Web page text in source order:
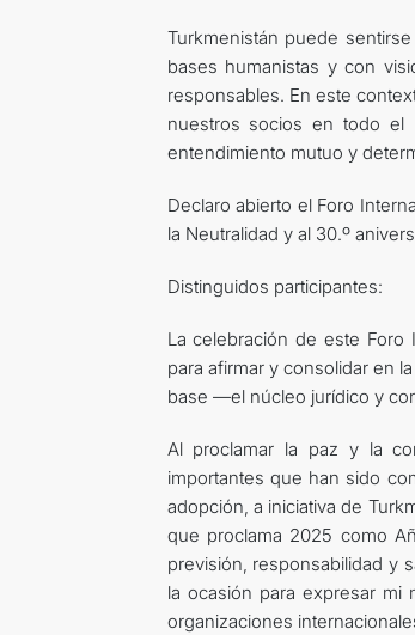
Turkmenistán puede
bases humanistas y con
responsables. En este
nuestros socios en todo el
entendimiento mutuo y
Declaro abierto el Foro
la Neutralidad y al 30.º
Distinguidos participantes:
La celebración de este
para afirmar y consolidar en
base —el núcleo jurídico y
Al proclamar la paz y la
importantes que han sido
adopción, a iniciativa de
que proclama 2025 como
previsión, responsabilidad y
la ocasión para expresar
organizaciones